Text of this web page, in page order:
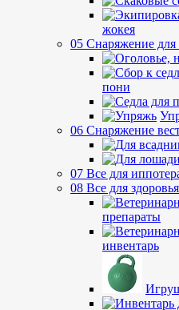
жокея
05 Снаряжение для
пони
06 Снаряжение
07 Все для
08 Все для
препараты
инвентарь